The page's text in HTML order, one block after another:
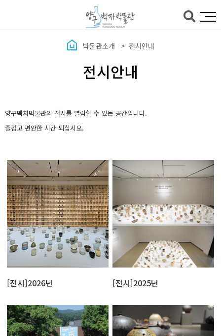
박물관소개 전시안내
전시안내
양구백자박물관의 전시를 열람할 수 있는 공간입니다.
즐겁고 편안한 시간 되십시오.
[전시]2026년 [전시]2025년